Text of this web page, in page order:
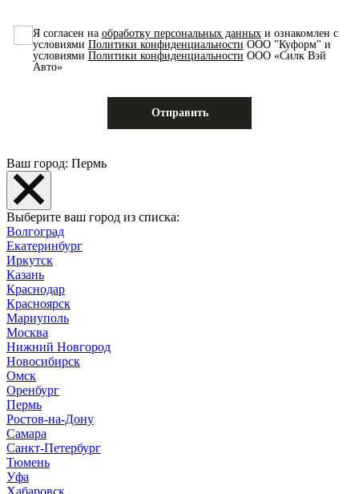
Я согласен на обработку персональных данныхи ознакомлен с
условиями Политики конфиденциальности ООО "Куформ" и
условиями Политики конфиденциальности ООО «Силк Вэй
Авто»
Ваш город: Пермь
Выберите ваш город из списка:
Волгоград
Екатеринбург
Иркутск
Казань
Краснодар
Красноярск
Мариуполь
Москва
Нижний Новгород
Новосибирск
Омск
Оренбург
Пермь
Ростов-на-Дону
Самара
Санкт-Петербург
Тюмень
Уфа
Хабаровск